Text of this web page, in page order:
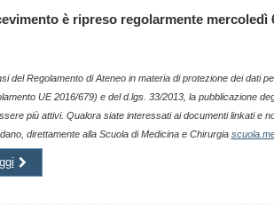
è ripreso regolarmente mercoledì
del Regolamento di Ateneo in materia di protezione dei dati
UE 2016/679) e del d.lgs. 33/2013, la pubblicazione
più attivi. Qualora siate interessati ai documenti linkati e
direttamente alla Scuola di Medicina e Chirurgia